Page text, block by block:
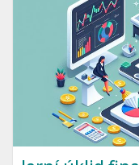
kroky, které